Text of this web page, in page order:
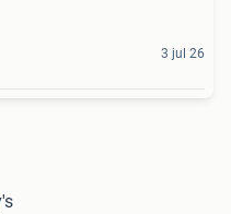
3 jul 26